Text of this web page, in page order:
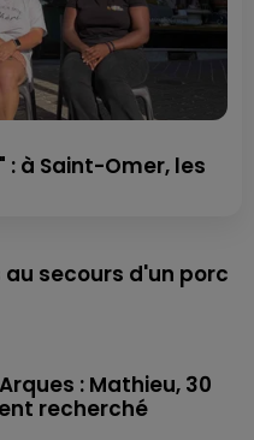
: à Saint-Omer, les
au secours d'un porc
: Mathieu, 30
recherché